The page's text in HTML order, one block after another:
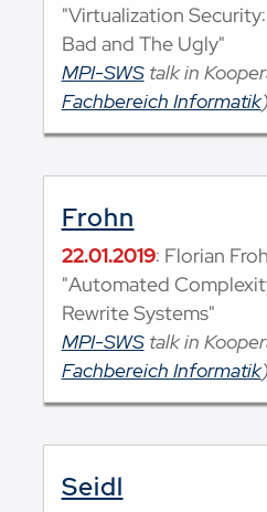
"Virtualization
Bad and The Ugly"
MPI-SWStalk in
Fachbereich Informatik)
Frohn
22.01.2019: Florian
"Automated
Rewrite Systems"
MPI-SWStalk in
Fachbereich Informatik)
Seidl